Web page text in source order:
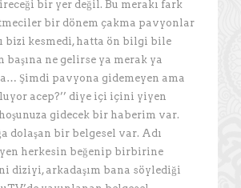
bir yer değil. Bu merakı fark
bir dönem çakma pavyonlar
bizi kesmedi, hatta ön bilgi bile
başına ne gelirse ya merak ya
Şimdi pavyona gidemeyen ama
acep?’’ diye içi içini yiyen
gidecek bir haberim var.
dolaşan bir belgesel var. Adı
herkesin beğenip birbirine
diziyi, arkadaşım bana söylediği